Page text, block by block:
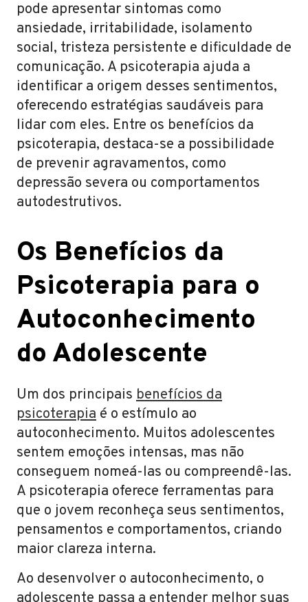
pode apresentar sintomas como
ansiedade, irritabilidade, isolamento
social, tristeza persistente e dificuldade de
comunicação. A psicoterapia ajuda a
identificar a origem desses sentimentos,
oferecendo estratégias saudáveis para
lidar com eles. Entre os benefícios da
psicoterapia, destaca-se a possibilidade
de prevenir agravamentos, como
depressão severa ou comportamentos
autodestrutivos.
Os Benefícios da
Psicoterapia para o
Autoconhecimento
do Adolescente
Um dos principais benefícios da
psicoterapia é o estímulo ao
autoconhecimento. Muitos adolescentes
sentem emoções intensas, mas não
conseguem nomeá-las ou compreendê-las.
A psicoterapia oferece ferramentas para
que o jovem reconheça seus sentimentos,
pensamentos e comportamentos, criando
maior clareza interna.
Ao desenvolver o autoconhecimento, o